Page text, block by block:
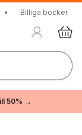
• Billiga böcker
50% →